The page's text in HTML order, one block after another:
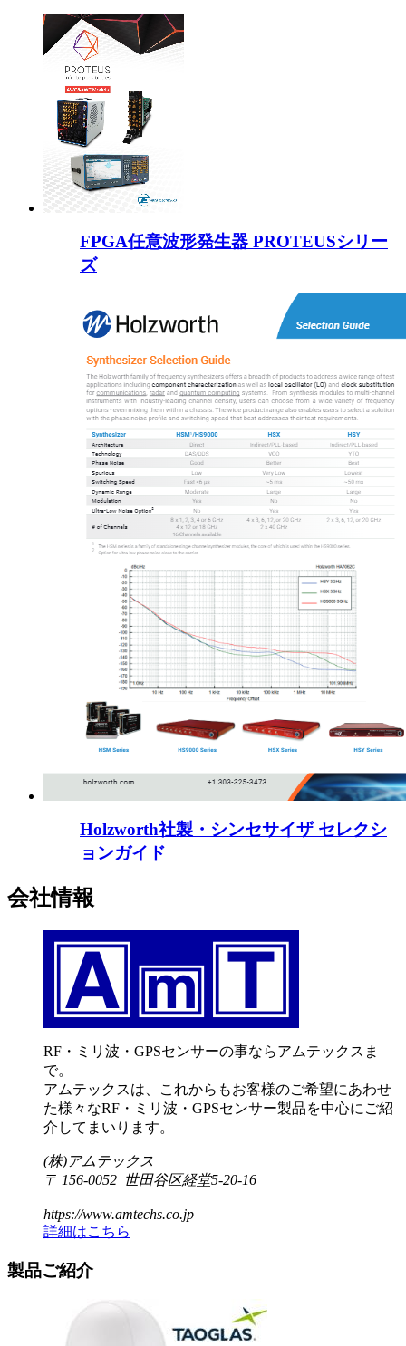
FPGA任意波形発生器 PROTEUSシリー
ズ
Holzworth社製・シンセサイザ セレクシ
ョンガイド
会社情報
RF・ミリ波・GPSセンサーの事ならアムテックスま
で。
アムテックスは、これからもお客様のご希望にあわせ
た様々なRF・ミリ波・GPSセンサー製品を中心にご紹
介してまいります。
(株)アムテックス
〒 156-0052 世田谷区経堂5-20-16
https://www.amtechs.co.jp
詳細はこちら
製品ご紹介